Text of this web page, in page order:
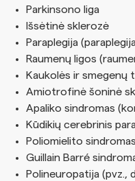
Parkinsono liga
Išsėtinė sklerozė
Paraplegija
Raumenų ligos
Kaukolės ir smegenų
Amiotrofinė šoninė
Apaliko sindromas
Kūdikių cerebrinis
Poliomielito sindromas
Guillain Barré
Polineuropatija (pvz.,